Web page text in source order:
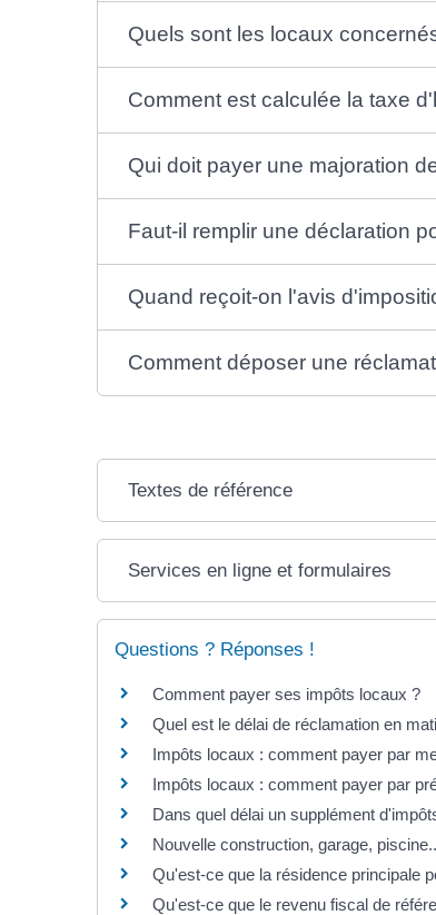
Quels sont les locaux
Comment est calculée la taxe
Qui doit payer une majoration
Faut-il remplir une déclaration
Quand reçoit-on l'avis
Comment déposer une
Textes de référence
Services en ligne et formulaires
Questions ? Réponses !
Comment payer ses impôts locaux ?
Quel est le délai de réclamation en
Impôts locaux : comment payer par
Impôts locaux : comment payer par
Dans quel délai un supplément
Nouvelle construction, garage,
Qu'est-ce que la résidence principale
Qu'est-ce que le revenu fiscal de